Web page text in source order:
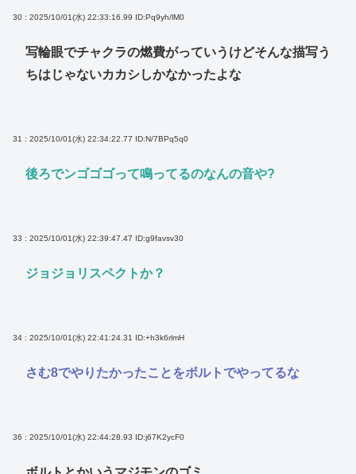
30 : 2025/10/01(水) 22:33:16.99 ID:Pq9yh/lM0
写輪眼でチャクラの燃費がっていうけどそんな描写う
ちはじゃないカカシしかなかったよな
31 : 2025/10/01(水) 22:34:22.77 ID:N/7BPq5q0
後ろでンゴゴゴって鳴ってるのなんの音や?
33 : 2025/10/01(水) 22:39:47.47 ID:g9favsv30
ジョジョリスペクトか？
34 : 2025/10/01(水) 22:41:24.31 ID:+h3k6rlmH
さむ8でやりたかったことをボルトでやってるな
36 : 2025/10/01(水) 22:44:28.93 ID:j67K2ycF0